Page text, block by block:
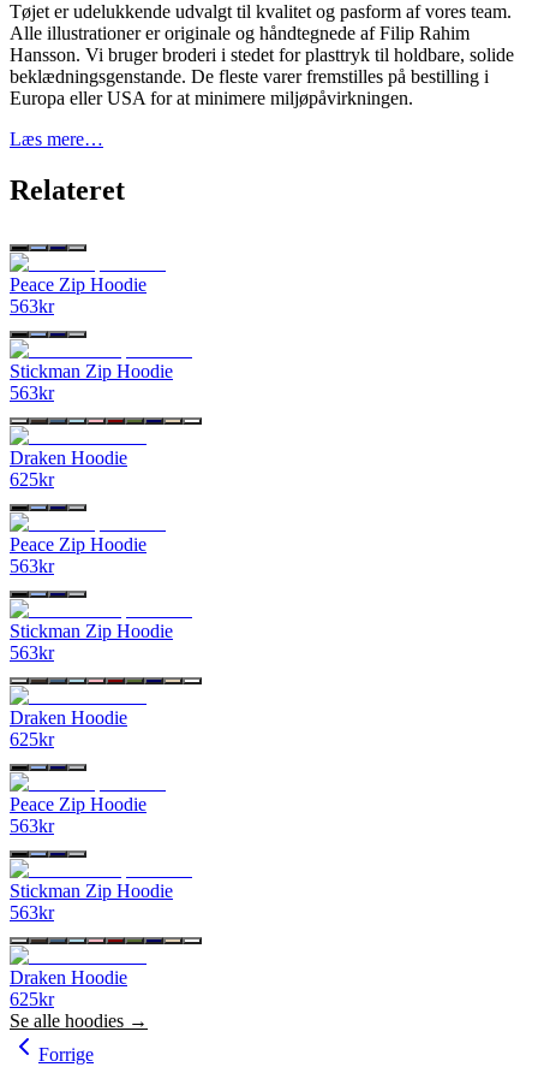
Tøjet er udelukkende udvalgt til kvalitet og pasform af vores team.
Alle illustrationer er originale og håndtegnede af Filip Rahim
Hansson. Vi bruger broderi i stedet for plasttryk til holdbare, solide
beklædningsgenstande. De fleste varer fremstilles på bestilling i
Europa eller USA for at minimere miljøpåvirkningen.
Læs mere…
Relateret
Peace Zip Hoodie
563kr
Stickman Zip Hoodie
563kr
Draken Hoodie
625kr
Peace Zip Hoodie
563kr
Stickman Zip Hoodie
563kr
Draken Hoodie
625kr
Peace Zip Hoodie
563kr
Stickman Zip Hoodie
563kr
Draken Hoodie
625kr
Se alle hoodies →
Forrige